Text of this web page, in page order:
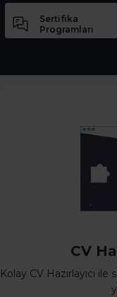
Sertifika
Programları
CV
Kolay CV Hazırlayıcı